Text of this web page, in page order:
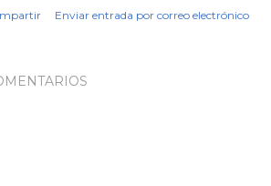
Enviar entrada por correo electrónico